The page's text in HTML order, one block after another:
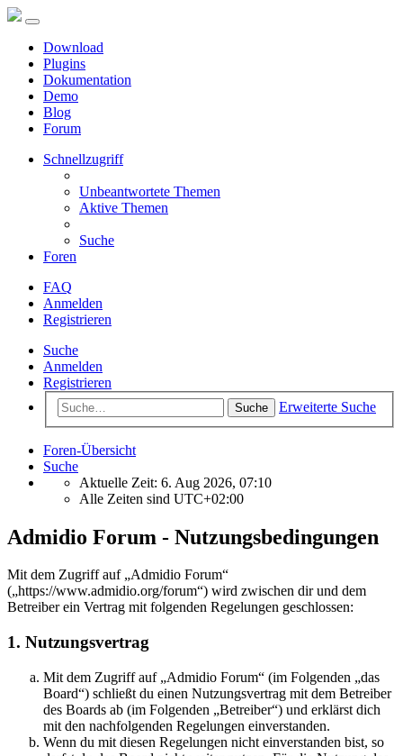
Download
Plugins
Dokumentation
Demo
Blog
Forum
Schnellzugriff
Unbeantwortete Themen
Aktive Themen
Suche
Foren
FAQ
Anmelden
Registrieren
Suche
Anmelden
Registrieren
Suche Erweiterte Suche
Foren-Übersicht
Suche
Aktuelle Zeit: 6. Aug 2026, 07:10
Alle Zeiten sind UTC+02:00
Admidio Forum - Nutzungsbedingungen
Mit dem Zugriff auf „Admidio Forum“
(„https://www.admidio.org/forum“) wird zwischen dir und dem
Betreiber ein Vertrag mit folgenden Regelungen geschlossen:
1. Nutzungsvertrag
Mit dem Zugriff auf „Admidio Forum“ (im Folgenden „das
Board“) schließt du einen Nutzungsvertrag mit dem Betreiber
des Boards ab (im Folgenden „Betreiber“) und erklärst dich
mit den nachfolgenden Regelungen einverstanden.
Wenn du mit diesen Regelungen nicht einverstanden bist, so